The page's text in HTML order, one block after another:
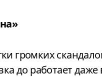
громких
до работает